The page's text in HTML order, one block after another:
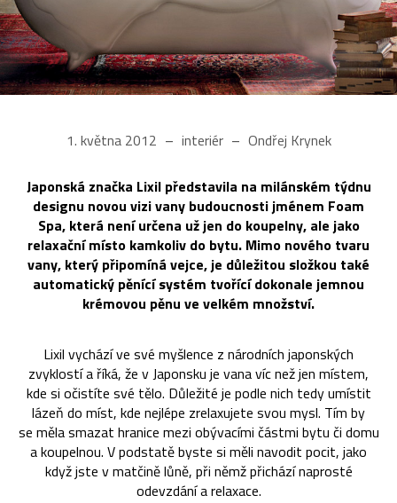
1. května 2012 interiér Ondřej Krynek
Japonská značka Lixil představila na milánském týdnu
designu novou vizi vany budoucnosti jménem Foam
Spa, která není určena už jen do koupelny, ale jako
relaxační místo kamkoliv do bytu. Mimo nového tvaru
vany, který připomíná vejce, je důležitou složkou také
automatický pěnící systém tvořící dokonale jemnou
krémovou pěnu ve velkém množství.
Lixil vychází ve své myšlence z národních japonských
zvyklostí a říká, že v Japonsku je vana víc než jen místem,
kde si očistíte své tělo. Důležité je podle nich tedy umístit
lázeň do míst, kde nejlépe zrelaxujete svou mysl. Tím by
se měla smazat hranice mezi obývacími částmi bytu či domu
a koupelnou. V podstatě byste si měli navodit pocit, jako
když jste v matčině lůně, při němž přichází naprosté
odevzdání a relaxace.